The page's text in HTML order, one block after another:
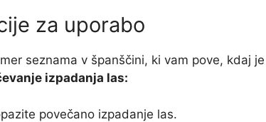
za uporabo
seznama v španščini, ki vam pove, kdaj
izpadanja las:
povečano izpadanje las.